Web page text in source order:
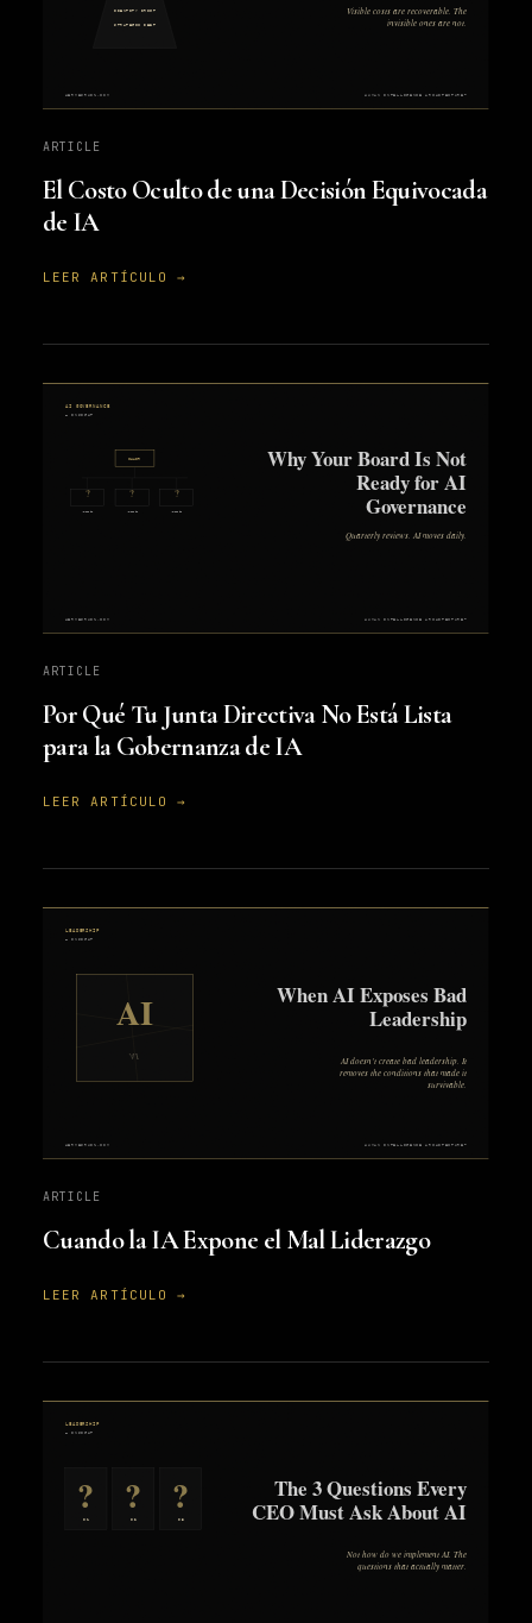
ARTICLE
El Costo Oculto de una Decisión Equivocada
de IA
LEER ARTÍCULO →
ARTICLE
Por Qué Tu Junta Directiva No Está Lista
para la Gobernanza de IA
LEER ARTÍCULO →
ARTICLE
Cuando la IA Expone el Mal Liderazgo
LEER ARTÍCULO →